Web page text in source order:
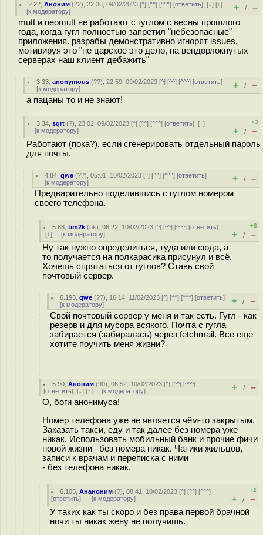
2.22 ,Аноним (22), 22:36, 09/02/2023 [^] [^^] [^^^] [ответить][↓] [↑]
[к модератору] + / –
mutt и neomutt не работают с гуглом с весны прошлого
года, когда гугл полностью запретил "небезопасные"
приложения. разрабы демонстративно игнорят issues,
мотивируя это "не царское это дело, на вендорлокнутых
серверах наш клиент дебажить"
3.33 ,anonymous (??), 22:59, 09/02/2023 [^] [^^] [^^^] [ответить]
[к модератору] + / –
а пацаны то и не знают!
3.34 ,sqrt (?), 23:02, 09/02/2023 [^] [^^] [^^^] [ответить][↓]
[к модератору]
+3
+ / –
Работают (пока?), если сгенерировать отдельный пароль
для почты.
4.84 ,qwe (??), 05:01, 10/02/2023 [^] [^^] [^^^] [ответить]
[к модератору] + / –
Предварительно поделившись с гуглом номером
своего телефона.
5.88 ,tim2k (ok), 06:22, 10/02/2023 [^] [^^] [^^^] [ответить]
[↓] [к модератору]
+3
+ / –
Ну так нужно определиться, туда или сюда, а
то получается на полкарасика присунул и всё.
Хочешь спрятаться от гуглов? Ставь свой
почтовый сервер.
6.193 ,qwe (??), 16:14, 11/02/2023 [^] [^^] [^^^] [ответить]
[к модератору] + / –
Свой почтовый сервер у меня и так есть. Гугл - как
резерв и для мусора всякого. Почта с гугла
забирается (забиралась) через fetchmail. Все еще
хотите поучить меня жизни?
5.90 ,Аноним (90), 06:52, 10/02/2023 [^] [^^] [^^^]
[ответить] [↓] [↑] [к модератору] + / –
О, боги анонимуса!
Номер телефона уже не является чём-то закрытым.
Заказать такси, еду и так далее без номера уже
никак. Использовать мобильный банк и прочие фичи
новой жизни без номера никак. Чатики жильцов,
записи к врачам и переписка с ними
- без телефона никак.
6.105 ,Ананоним (?), 08:41, 10/02/2023 [^] [^^] [^^^]
[ответить] [к модератору]
+2
+ / –
У таких как ты скоро и без права первой брачной
ночи ты никак жену не получишь.